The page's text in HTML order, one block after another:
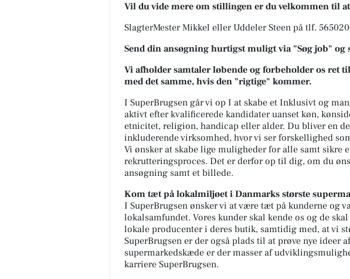
Vil du vide mere om stillingen er du velkommen til
SlagterMester Mikkel eller Uddeler Steen på tlf.
Send din ansøgning hurtigst muligt via "Søg job" og
Vi afholder samtaler løbende og forbeholder os ret
med det samme, hvis den "rigtige" kommer.
I SuperBrugsen går vi op I at skabe et Inklusivt og
aktivt efter kvalificerede kandidater uanset køn,
etnicitet, religion, handicap eller alder. Du bliver en
inkluderende virksomhed, hvor vi ser forskellighed
Vi ønsker at skabe lige muligheder for alle samt sikre
rekrutteringsproces. Det er derfor op til dig, om du
ansøgning samt et billede.
Kom tæt på lokalmiljøet i Danmarks største
I SuperBrugsen ønsker vi at være tæt på kunderne og
lokalsamfundet. Vores kunder skal kende os og de
lokale producenter i deres butik, samtidig med, at vi
SuperBrugsen er der også plads til at prøve nye ideer
supermarkedskæde er der masser af
karriere SuperBrugsen.